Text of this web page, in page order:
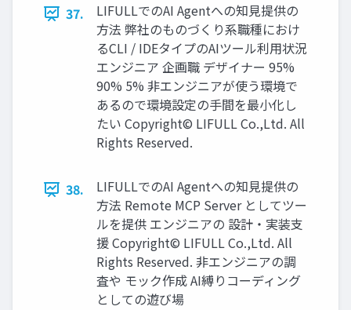
37.
LIFULLでのAI Agentへの知⾒提供の
⽅法 弊社のものづくり系職種におけ
るCLI / IDEタイプのAIツール利⽤状況
エンジニア 企画職 デザイナー 95%
90% 5% ⾮エンジニアが使う環境で
あるので環境設定の⼿間を最⼩化し
たい Copyright© LIFULL Co.,Ltd. All
Rights Reserved.
38.
LIFULLでのAI Agentへの知⾒提供の
⽅法 Remote MCP Server としてツー
ルを提供 エンジニアの 設計‧実装⽀
援 Copyright© LIFULL Co.,Ltd. All
Rights Reserved. ⾮エンジニアの調
査や モック作成 AI縛りコーディング
としての遊び場